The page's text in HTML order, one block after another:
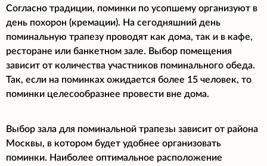
Согласно традиции, поминки по усопшему организуют в
день похорон (кремации). На сегодняшний день
поминальную трапезу проводят как дома, так и в кафе,
ресторане или банкетном зале. Выбор помещения
зависит от количества участников поминального обеда.
Так, если на поминках ожидается более 15 человек, то
поминки целесообразнее провести вне дома.
Выбор зала для поминальной трапезы зависит от района
Москвы, в котором будет удобнее организовать
поминки. Наиболее оптимальное расположение